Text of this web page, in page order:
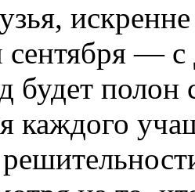
сентября —
будет
каждого